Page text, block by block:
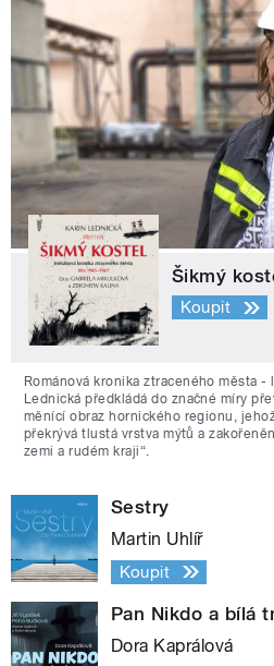
Šikmý
Koupit
Románová kronika ztraceného města -
Lednická předkládá do značné míry
měnící obraz hornického regionu,
překrývá tlustá vrstva mýtů a
zemi a rudém kraji“.
Sestry
Martin Uhlíř
Koupit
Pan Nikdo a bílá
Dora Kaprálová